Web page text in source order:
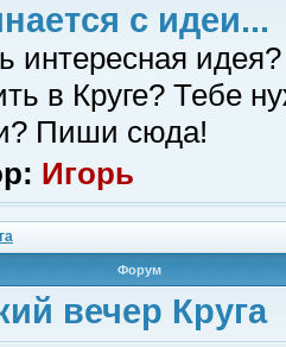
с идеи...
интересная
в Круге? Тебе
Пиши сюда!
Игорь
Форум
вечер Круга